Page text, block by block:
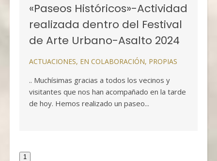
«Paseos Históricos»-Actividad
realizada dentro del Festival
de Arte Urbano-Asalto 2024
ACTUACIONES, EN COLABORACIÓN, PROPIAS
.. Muchísimas gracias a todos los vecinos y
visitantes que nos han acompañado en la tarde
de hoy. Hemos realizado un paseo...
1